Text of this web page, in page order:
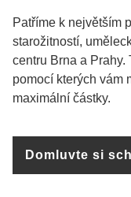
Patříme k největším
starožitností,
centru Brna a Prahy.
pomocí kterých vám
maximální částky.
Domluvte si